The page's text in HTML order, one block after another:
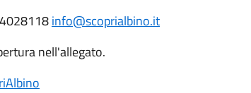
info@scoprialbino.it
nell'allegato.